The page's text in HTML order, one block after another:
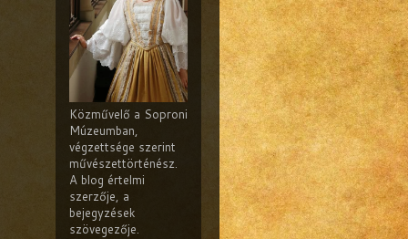
Közművelő a Soproni
Múzeumban,
végzettsége szerint
művészettörténész.
A blog értelmi
szerzője, a
bejegyzések
szövegezője.